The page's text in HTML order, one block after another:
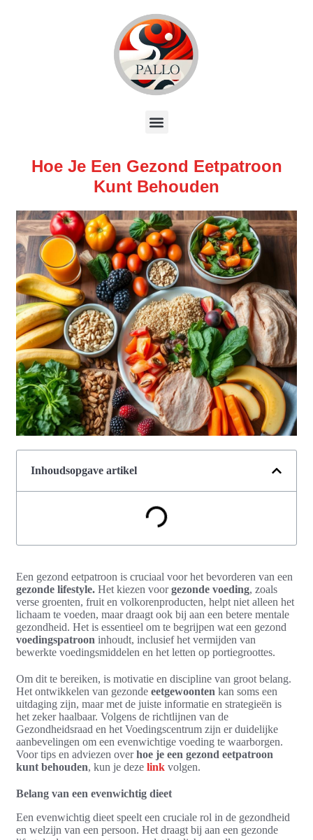
Hoe Je Een Gezond Eetpatroon
Kunt Behouden
Inhoudsopgave artikel
Een gezond eetpatroon is cruciaal voor het bevorderen van een
gezonde lifestyle. Het kiezen voorgezonde voeding, zoals
verse groenten, fruit en volkorenproducten, helpt niet alleen het
lichaam te voeden, maar draagt ook bij aan een betere mentale
gezondheid. Het is essentieel om te begrijpen wat een gezond
voedingspatroon inhoudt, inclusief het vermijden van
bewerkte voedingsmiddelen en het letten op portiegroottes.
Om dit te bereiken, is motivatie en discipline van groot belang.
Het ontwikkelen van gezonde eetgewoonten kan soms een
uitdaging zijn, maar met de juiste informatie en strategieën is
het zeker haalbaar. Volgens de richtlijnen van de
Gezondheidsraad en het Voedingscentrum zijn er duidelijke
aanbevelingen om een evenwichtige voeding te waarborgen.
Voor tips en adviezen overhoe je een gezond eetpatroon
kunt behouden, kun je deze link volgen.
Belang van een evenwichtig dieet
Een evenwichtig dieet speelt een cruciale rol in de gezondheid
en welzijn van een persoon. Het draagt bij aan een gezonde